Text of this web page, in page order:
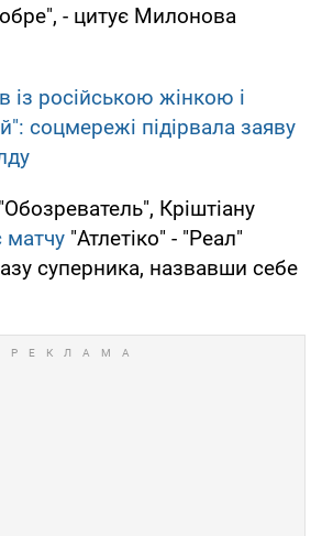
- цитує Милонова
із російською жінкою і
соцмережі підірвала заяву
Кріштіану
матчу "Атлетіко" - "Реал"
суперника, назвавши себе